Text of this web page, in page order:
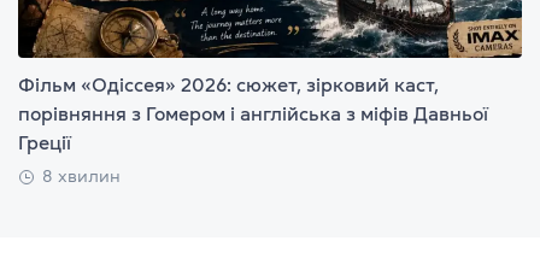
Фільм «Одіссея» 2026: сюжет, зірковий каст,
порівняння з Гомером і англійська з міфів Давньої
Греції
8 хвилин